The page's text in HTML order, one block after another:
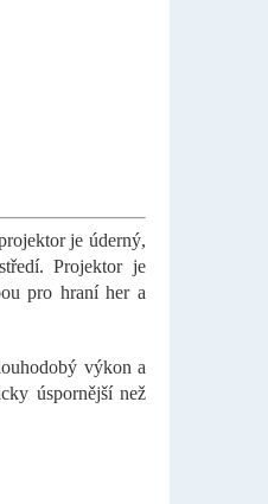
je úderný,
Projektor je
pro hraní her a
výkon a
úspornější než